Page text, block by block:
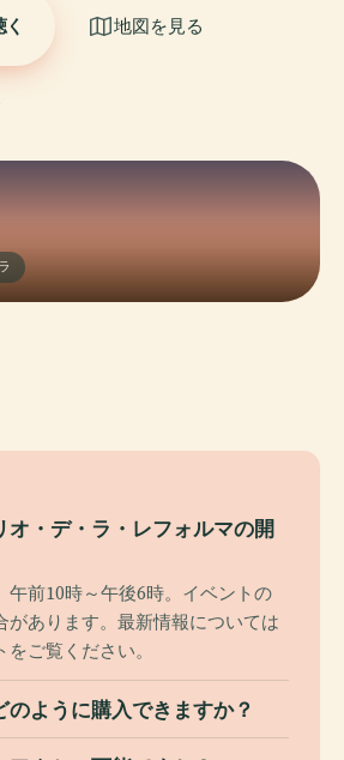
地図を見る
オ・デ・ラ・レフォルマの開
午前10時～午後6時。イベントの
があります。最新情報については
ご覧ください。
のように購入できますか？